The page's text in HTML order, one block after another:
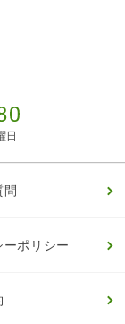
日
問
ーポリシー